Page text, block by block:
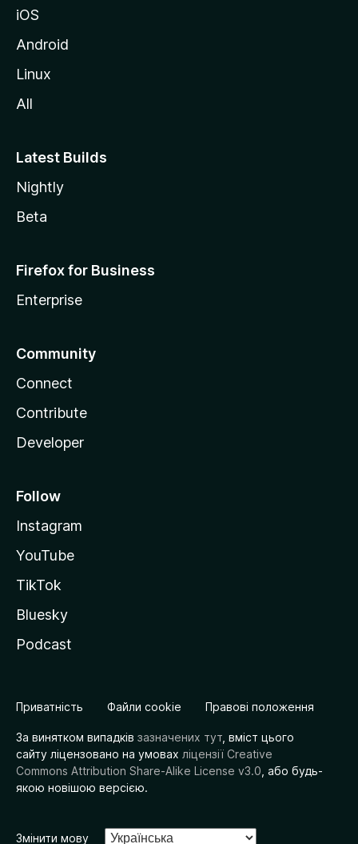
iOS
Android
Linux
All
Latest Builds
Nightly
Beta
Firefox for Business
Enterprise
Community
Connect
Contribute
Developer
Follow
Instagram
YouTube
TikTok
Bluesky
Podcast
Приватність Файли cookie Правові положення
За винятком випадків зазначених тут , вміст цього
сайту ліцензовано на умовах ліцензії Creative
Commons Attribution Share-Alike License v3.0 , або будь-
якою новішою версією.
Змінити мову